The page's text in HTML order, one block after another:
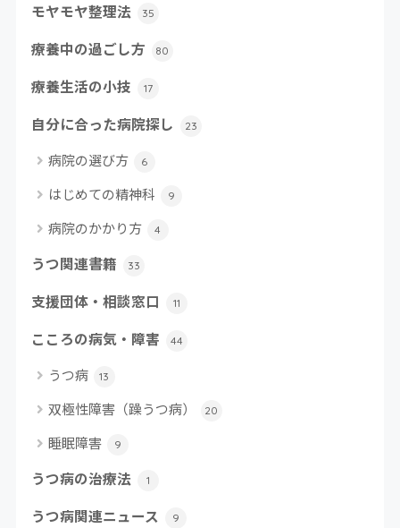
モヤモヤ整理法 35
療養中の過ごし方 80
療養生活の小技 17
自分に合った病院探し 23
病院の選び方 6
はじめての精神科 9
病院のかかり方 4
うつ関連書籍 33
支援団体・相談窓口 11
こころの病気・障害 44
うつ病 13
双極性障害（躁うつ病） 20
睡眠障害 9
うつ病の治療法 1
うつ病関連ニュース 9